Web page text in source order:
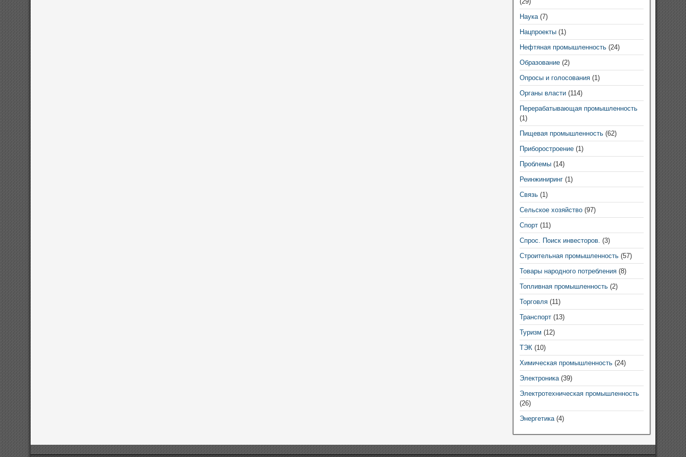
Наука(7)
Нацпроекты(1)
Нефтяная промышленность(24)
Образование(2)
Опросы и голосования(1)
Органы власти(114)
Перерабатывающая промышленность
(1)
Пищевая промышленность(62)
Приборостроение(1)
Проблемы(14)
Реинжиниринг(1)
Связь(1)
Сельское хозяйство(97)
Спорт(11)
Спрос. Поиск инвесторов. (3)
Строительная промышленность(57)
Товары народного потребления(8)
Топливная промышленность(2)
Торговля(11)
Транспорт(13)
Туризм (12)
ТЭК(10)
Химическая промышленность(24)
Электроника(39)
Электротехническая промышленность
(26)
Энергетика(4)